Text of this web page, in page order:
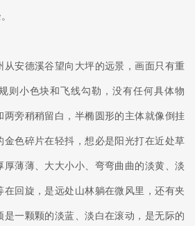
安德溪谷望向大坪的远景，画面只有重
则小色块和飞线勾勒，没有任何具体物
旁稍稍留白，半椭圆形的主体就像倒挂
色碎片在轻抖，想必是阳光打在近处草
薄薄、大大小小、弯弯曲曲的淡黄、淡
回旋，是远处山林躺在微风里，还有夹
一颗颗的淡蓝、淡白在滚动，是无际的